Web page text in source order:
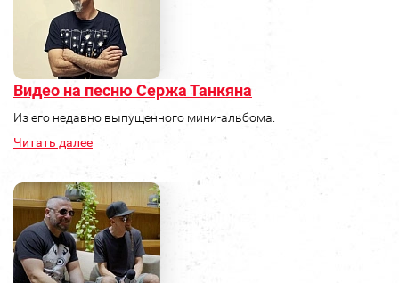
Видео на песню Сержа Танкяна
Из его недавно выпущенного мини-альбома.
Читать далее